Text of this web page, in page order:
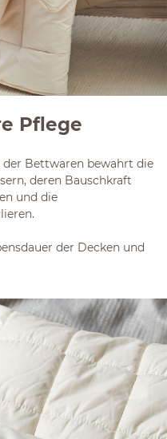
Pflege
Bettwaren bewahrt die
deren Bauschkraft
und die
der Decken und